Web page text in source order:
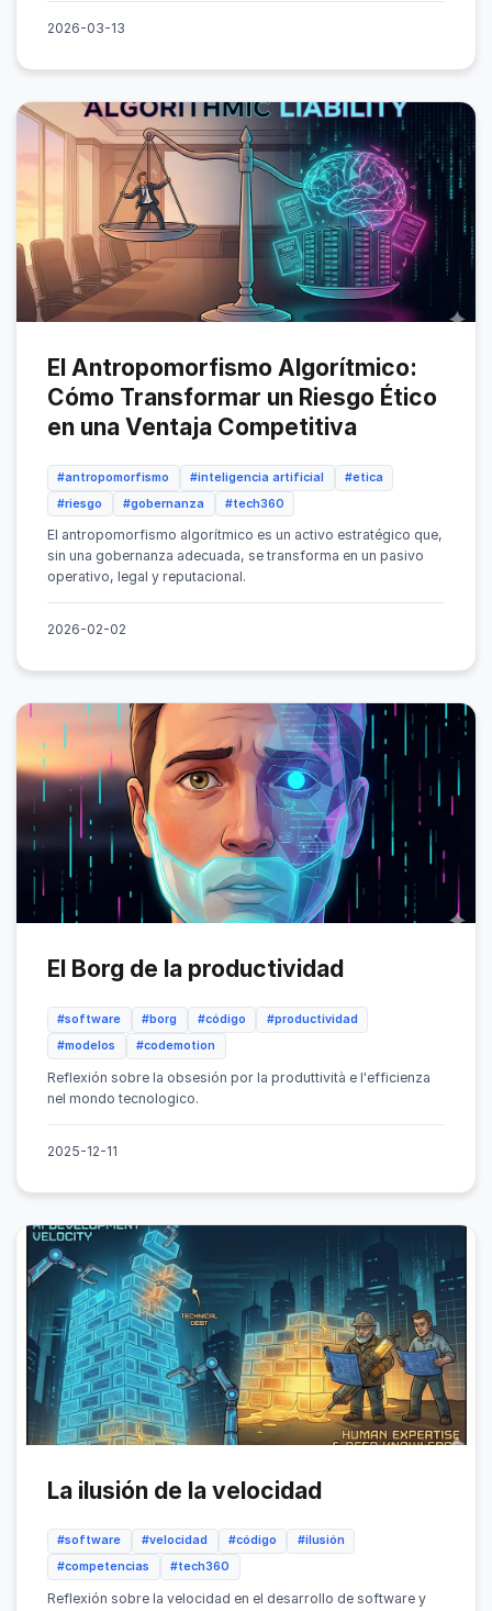
2026-03-13
El Antropomorfismo Algorítmico:
Cómo Transformar un Riesgo Ético
en una Ventaja Competitiva
#antropomorfismo #inteligencia artificial
#etica
#riesgo
#gobernanza #tech360
El antropomorfismo algorítmico es un activo estratégico que,
sin una gobernanza adecuada, se transforma en un pasivo
operativo, legal y reputacional.
2026-02-02
El Borg de la productividad
#software #borg #código
#productividad
#modelos
#codemotion
Reflexión sobre la obsesión por la produttività e l'efficienza
nel mondo tecnologico.
2025-12-11
La ilusión de la velocidad
#software #velocidad #código
#ilusión
#competencias
#tech360
Reflexión sobre la velocidad en el desarrollo de software y